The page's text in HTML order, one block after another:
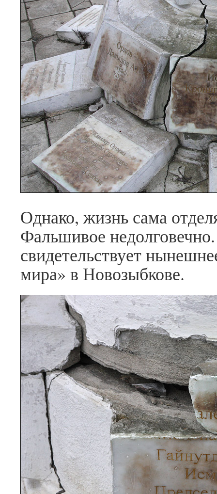
Однако, жизнь сама
Фальшивое
свидетельствует
мира» в Новозыбкове.